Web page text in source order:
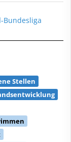
Bundesliga
Stellen